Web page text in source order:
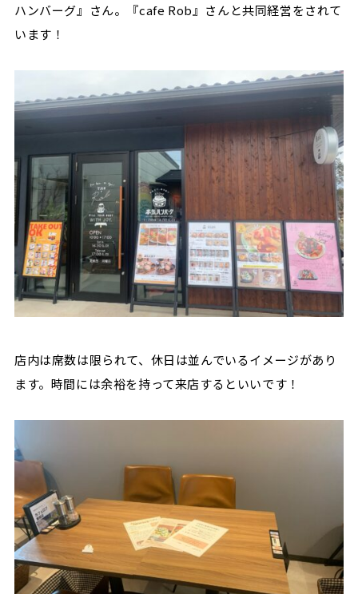
ハンバーグ』さん。『cafe Rob』さんと共同経営をされて
います！
店内は席数は限られて、休日は並んでいるイメージがあり
ます。時間には余裕を持って来店するといいです！